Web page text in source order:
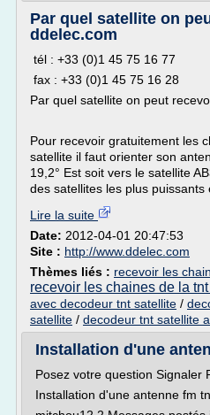
Par quel satellite on
ddelec.com
tél : +33 (0)1 45 75 16 77
fax : +33 (0)1 45 75 16 28
Par quel satellite on peut
Pour recevoir gratuitement les
satellite il faut orienter son
19,2° Est soit vers le satellite
des satellites les plus puissants
Lire la suite
Date: 2012-04-01 20:47:53
Site : http://www.ddelec.com
Thèmes liés : recevoir les
recevoir les chaines de la
avec decodeur tnt satellite /
satellite / decodeur tnt satellite
Installation d'une
Posez votre question Signaler
Installation d'une antenne fm